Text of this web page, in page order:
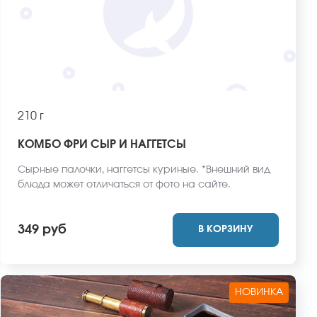
210 г
КОМБО ФРИ СЫР И НАГГЕТСЫ
Сырные палочки, наггетсы куриные. *Внешний вид
блюда может отличаться от фото на сайте.
349 руб В КОРЗИНУ
НОВИНКА